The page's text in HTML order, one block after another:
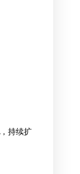
，持续扩